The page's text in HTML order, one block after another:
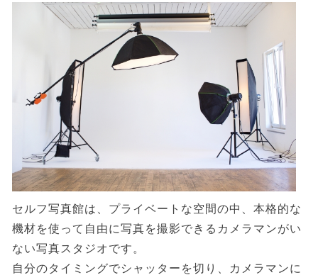
セルフ写真館は、プライベートな空間の中、本格的な
機材を使って自由に写真を撮影できるカメラマンがい
ない写真スタジオです。
自分のタイミングでシャッターを切り、カメラマンに